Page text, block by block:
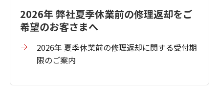
2026年 弊社夏季休業前の修理返却をご
希望のお客さまへ
2026年 夏季休業前の修理返却に関する受付期
限のご案内